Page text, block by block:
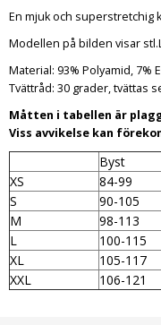
En mjuk och superstretchig
Modellen på bilden visar
Material: 93% Polyamid, 7%
Tvättråd: 30 grader, tvättas
Måtten i tabellen är
Viss avvikelse kan
Byst
XS
84-99
S
90-105
M
98-113
L
100-115
XL
105-117
XXL
106-121